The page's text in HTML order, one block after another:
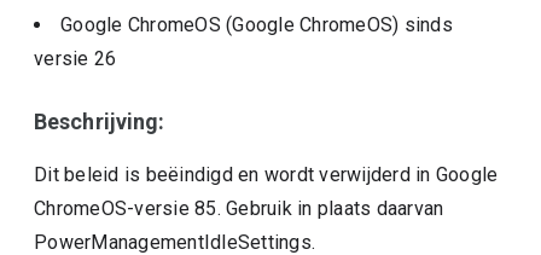
Google ChromeOS (Google ChromeOS) sinds
versie 26
Beschrijving:
Dit beleid is beëindigd en wordt verwijderd in Google
ChromeOS-versie 85. Gebruik in plaats daarvan
PowerManagementIdleSettings.